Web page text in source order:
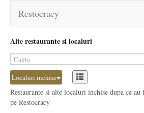
Restocracy
Alte restaurante si localuri
Localuri inchise
Restaurante si alte localuri inchise dupa ce au
pe Restocracy